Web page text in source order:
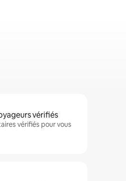
vérifiés
vérifiés pour vous